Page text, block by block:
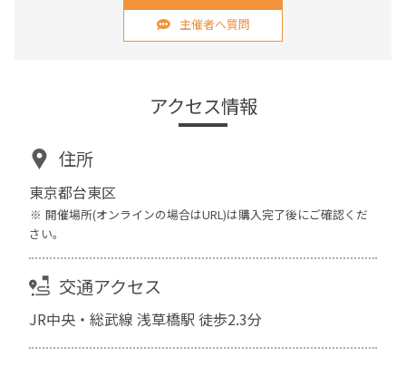
主催者へ質問
アクセス情報
住所
東京都台東区
開催場所(オンラインの場合はURL)は購入完了後にご確認くだ
さい。
交通アクセス
JR中央・総武線 浅草橋駅 徒歩2.3分